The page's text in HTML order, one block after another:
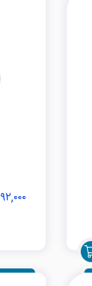
۹۲,۰۰۰ تومان